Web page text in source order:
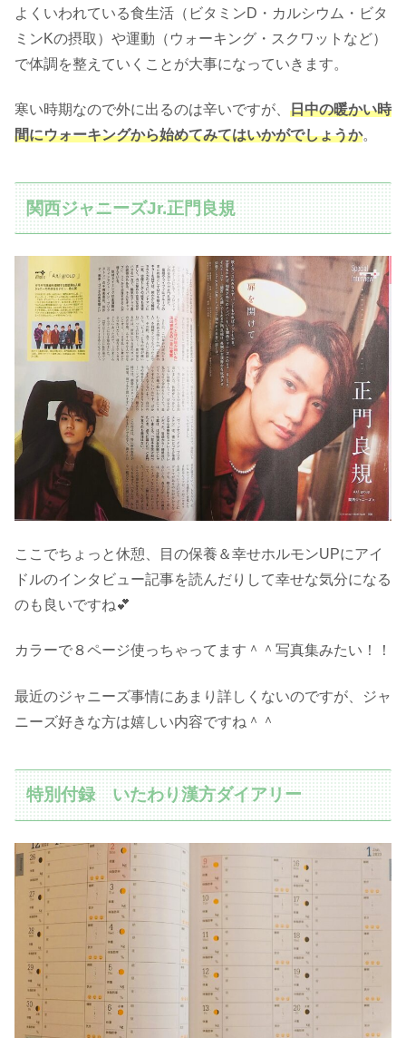
よくいわれている食生活（ビタミンD・カルシウム・ビタ
ミンKの摂取）や運動（ウォーキング・スクワットなど）
で体調を整えていくことが大事になっていきます。
寒い時期なので外に出るのは辛いですが、 日中の暖かい時
間にウォーキングから始めてみてはいかがでしょうか。
関西ジャニーズJr.正門良規
ここでちょっと休憩、目の保養＆幸せホルモンUPにアイ
ドルのインタビュー記事を読んだりして幸せな気分になる
のも良いですね💕
カラーで８ページ使っちゃってます＾＾写真集みたい！！
最近のジャニーズ事情にあまり詳しくないのですが、ジャ
ニーズ好きな方は嬉しい内容ですね＾＾
特別付録 いたわり漢方ダイアリー